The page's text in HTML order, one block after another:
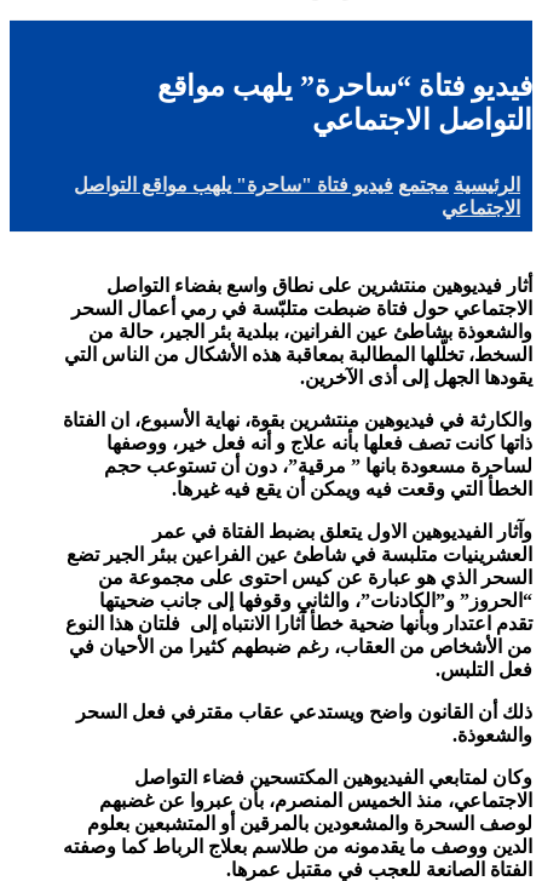
فيديو فتاة “ساحرة” يلهب مواقع
التواصل الاجتماعي
الرئيسية مجتمع فيديو فتاة "ساحرة" يلهب مواقع التواصل
الاجتماعي
أثار فيديوهين منتشرين على نطاق واسع بفضاء التواصل
الاجتماعي حول فتاة ضبطت متلبّسة في رمي أعمال السحر
والشعوذة بشاطئ عين الفرانين، ببلدية بئر الجير، حالة من
السخط، تخلّلها المطالبة بمعاقبة هذه الأشكال من الناس التي
يقودها الجهل إلى أذى الآخرين.
والكارثة في فيديوهين منتشرين بقوة، نهاية الأسبوع، ان الفتاة
ذاتها كانت تصف فعلها بأنه علاج و أنه فعل خير، ووصفها
لساحرة مسعودة بانها ” مرقية”، دون أن تستوعب حجم
الخطأ التي وقعت فيه ويمكن أن يقع فيه غيرها.
وآثار الفيديوهين الاول يتعلق بضبط الفتاة في عمر
العشرينيات متلبسة في شاطئ عين الفراعين ببئر الجير تضع
السحر الذي هو عبارة عن كيس احتوى على مجموعة من
“الحروز” و”الكادنات”، والثاني وقوفها إلى جانب ضحيتها
تقدم اعتدار وبأنها ضحية خطأ آثارا الانتباه إلى فلتان هذا النوع
من الأشخاص من العقاب، رغم ضبطهم كثيرا من الأحيان في
فعل التلبس.
ذلك أن القانون واضح ويستدعي عقاب مقترفي فعل السحر
والشعوذة.
وكان لمتابعي الفيديوهين المكتسحين فضاء التواصل
الاجتماعي، منذ الخميس المنصرم، بأن عبروا عن غضبهم
لوصف السحرة والمشعودين بالمرقين أو المتشبعين بعلوم
الدين ووصف ما يقدمونه من طلاسم بعلاج الرباط كما وصفته
الفتاة الصانعة للعجب في مقتبل عمرها.